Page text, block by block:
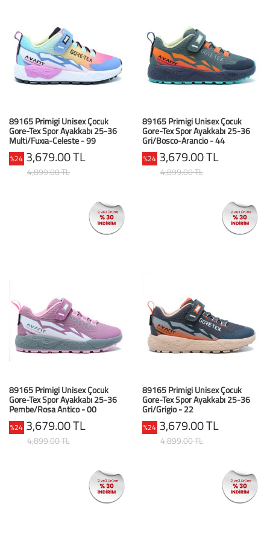
Igor
Mini Melissa
SuperFit
Kifidis
SoftStep
El ve El Bilek
Fıtık Bağları
Korseler
Omuz Destekleri
Rom Walker &
Kanadyen
Koltuk Altı
Walker (Yürüteç)
Aksesuar ve
Kifidis Anatomik
Kifidis Aqua
89165 Primigi Unisex Çocuk
Gore-Tex Spor Ayakkabı 25-36
Multi/Fuxıa-Celeste - 99
%24 3,679.00 TL
4,899.00 TL
89165 Primigi Unisex Çocuk
Gore-Tex Spor Ayakkabı 25-36
Gri/Bosco-Arancio - 44
%24 3,679.00 TL
4,899.00 TL
89165 Primigi Unisex Çocuk
Gore-Tex Spor Ayakkabı 25-36
Pembe/Rosa Antico - 00
%24 3,679.00 TL
4,899.00 TL
89165 Primigi Unisex Çocuk
Gore-Tex Spor Ayakkabı 25-36
Gri/Grigio - 22
%24 3,679.00 TL
4,899.00 TL